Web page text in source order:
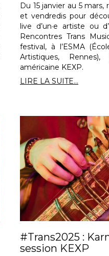
Du 15 janvier au 5
et vendredis pour
live d’un·e artiste ou
Rencontres Trans
festival, à l’ESMA
Artistiques,
américaine KEXP.
LIRE LA SUITE...
#Trans2025 :
session KEXP